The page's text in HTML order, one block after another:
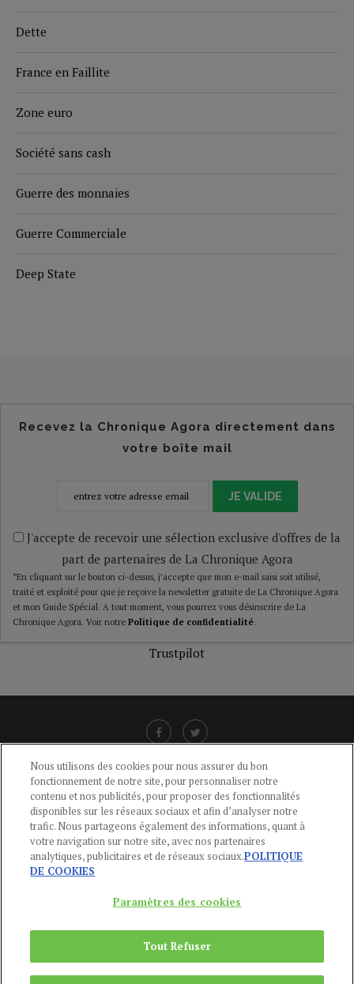
Dette
France en Faillite
Zone euro
Société sans cash
Guerre des monnaies
Guerre Commerciale
Deep State
Recevez la Chronique Agora directement dans
votre boîte mail
JE VALIDE
J'accepte de recevoir une sélection exclusive d'offres de la
part de partenaires de La Chronique Agora
*En cliquant sur le bouton ci-dessus, j’accepte que mon e-mail saisi soit utilisé,
traité et exploité pour que je reçoive la newsletter gratuite de La Chronique Agora
et mon Guide Spécial. A tout moment, vous pourrez vous désinscrire de La
Chronique Agora. Voir notre Politique de confidentialité.
Trustpilot
LIENS UTILES
CGU-POLITIQUE DE CONFIDENTIALITÉ -POLITIQUE DES COOKIES
MENTIONS LÉGALES -AIDE
CONTACT
Du Lundi au Vendredi, 9h-13h et 14h-17h
Copyright © 2024Publications Agora
Nous utilisons des cookies pour nous assurer du bon
fonctionnement de notre site, pour personnaliser notre
contenu et nos publicités, pour proposer des fonctionnalités
disponibles sur les réseaux sociaux et afin d’analyser notre
trafic. Nous partageons également des informations, quant à
votre navigation sur notre site, avec nos partenaires
analytiques, publicitaires et de réseaux sociaux.POLITIQUE
DE COOKIES
Paramètres des cookies
Tout Refuser